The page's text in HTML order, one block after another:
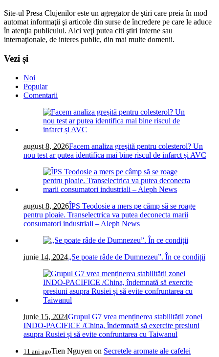
Site-ul Presa Clujenilor este un agregator de ştiri care preia în mod
automat informaţii şi articole din surse de încredere pe care le aduce
în atenţia publicului. Aici veţi putea citi ştiri interne sau
internaţionale, de interes public, din mai multe domenii.
Vezi și
Noi
Popular
Comentarii
august 8, 2026Facem analiza greșită pentru colesterol? Un
nou test ar putea identifica mai bine riscul de infarct și AVC
august 8, 2026ÎPS Teodosie a mers pe câmp să se roage
pentru ploaie. Transelectrica va putea deconecta marii
consumatori industriali – Aleph News
iunie 14, 2024„Se poate râde de Dumnezeu”. În ce condiții
iunie 15, 2024Grupul G7 vrea menținerea stabilității zonei
INDO-PACIFICE /China, îndemnată să exercite presiuni
asupra Rusiei și să evite confruntarea cu Taiwanul
11 ani agoTien Nguyen on Secretele aromate ale cafelei